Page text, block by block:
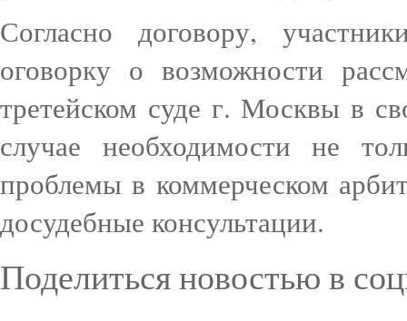
Согласно договору,
оговорку о возможности
третейском суде г. Москвы в
случае необходимости не
проблемы в коммерческом
досудебные консультации.
Поделиться новостью в